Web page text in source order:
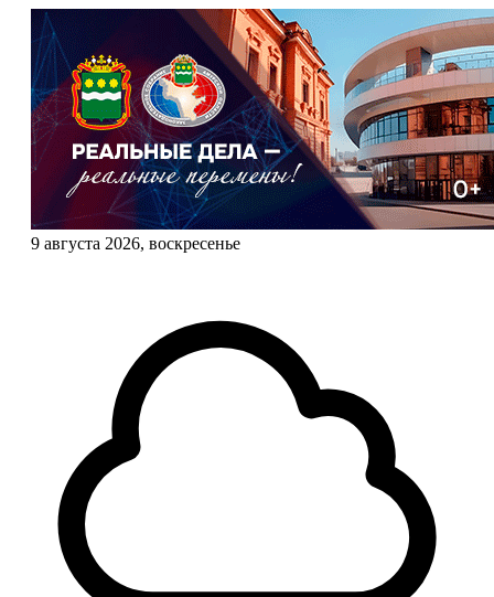
9 августа 2026, воскресенье